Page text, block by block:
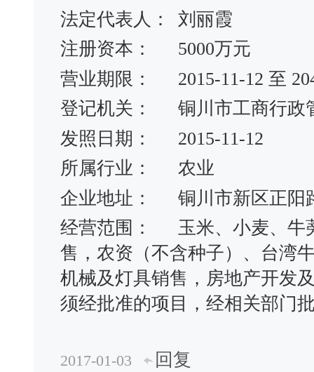
法定代表人：
刘丽霞
注册资本：
5000万元
营业期限：
2015-11-12 至
登记机关：
铜川市工商行政
发照日期：
2015-11-12
所属行业：
农业
企业地址：
铜川市新区正阳
经营范围：
玉米、小麦、牛
售，农资（不含种子）、台湾
机械及灯具销售，房地产开发
须经批准的项目，经相关部门
2017-01-03
回复